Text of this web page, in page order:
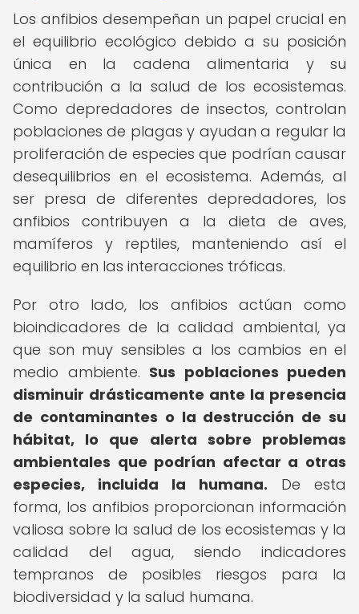
Los anfibios desempeñan un papel crucial en
el equilibrio ecológico debido a su posición
única en la cadena alimentaria y su
contribución a la salud de los ecosistemas.
Como depredadores de insectos, controlan
poblaciones de plagas y ayudan a regular la
proliferación de especies que podrían causar
desequilibrios en el ecosistema. Además, al
ser presa de diferentes depredadores, los
anfibios contribuyen a la dieta de aves,
mamíferos y reptiles, manteniendo así el
equilibrio en las interacciones tróficas.
Por otro lado, los anfibios actúan como
bioindicadores de la calidad ambiental, ya
que son muy sensibles a los cambios en el
medio ambiente. Sus poblaciones pueden
disminuir drásticamente ante la presencia
de contaminantes o la destrucción de su
hábitat, lo que alerta sobre problemas
ambientales que podrían afectar a otras
especies, incluida la humana. De esta
forma, los anfibios proporcionan información
valiosa sobre la salud de los ecosistemas y la
calidad del agua, siendo indicadores
tempranos de posibles riesgos para la
biodiversidad y la salud humana.